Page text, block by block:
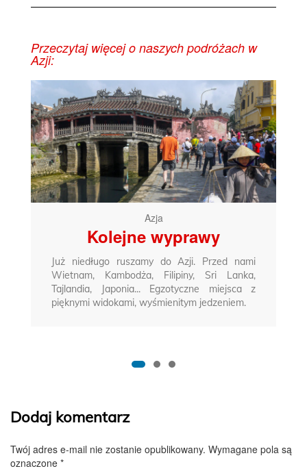
Przeczytaj więcej o naszych podróżach w
Azji:
Azja
Kolejne wyprawy
Już niedługo ruszamy do Azji. Przed nami
Wietnam, Kambodża, Filipiny, Sri Lanka,
Tajlandia, Japonia... Egzotyczne miejsca z
pięknymi widokami, wyśmienitym jedzeniem.
Dodaj komentarz
Twój adres e-mail nie zostanie opublikowany. Wymagane pola są
oznaczone *